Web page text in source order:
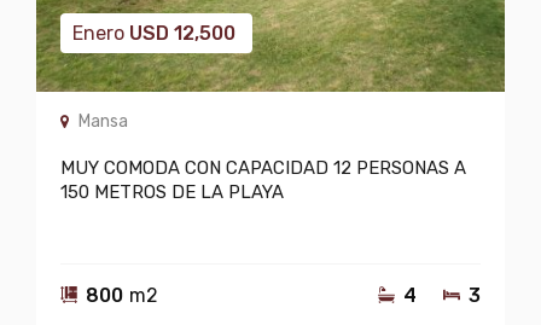
Enero USD 12,500
Mansa
MUY COMODA CON CAPACIDAD 12 PERSONAS A
150 METROS DE LA PLAYA
800 m2 3
4